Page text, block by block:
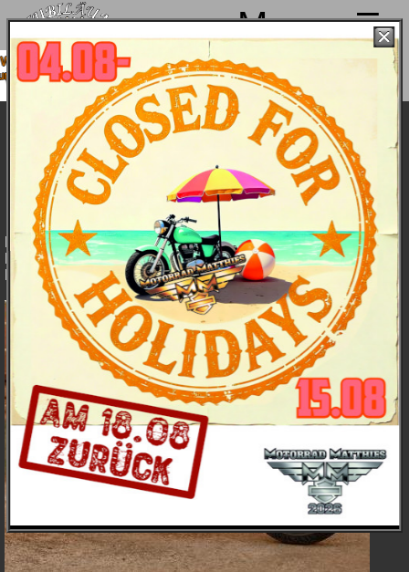
Menu
machen von 4. bis 15.08. Sommerpause
sind ab 18.08. wieder mit voller Power für
Euch da!
Harley-Davidson Softail Slim 2012 - das
Das
Bike
Features Daten Farben
und
Preise
Bildergalerie
Die große Kunst des Weglassens zeigt der gestrippte
Bobberstil der 50er Jahre: Starrrahmenlook, mit Komfort und
Leichtfüßigkeit auf höchstem Niveau von heute.